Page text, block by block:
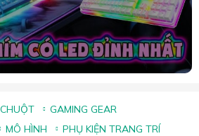
GAMING GEAR
MÔ HÌNH
PHỤ KIỆN TRANG TRÍ